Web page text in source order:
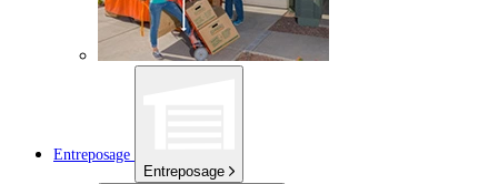
Entreposage
Entreposage